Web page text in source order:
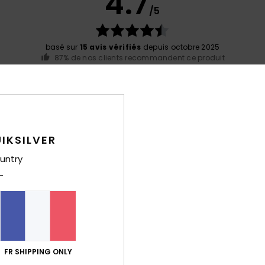
/5
basé sur 15 avis vérifiés depuis octobre 2025
87% de nos clients recommandent ce produit
2026
peu petite
prix: 3 Taille: Taille parfaite
ce produit
FR SHIPPING ONLY